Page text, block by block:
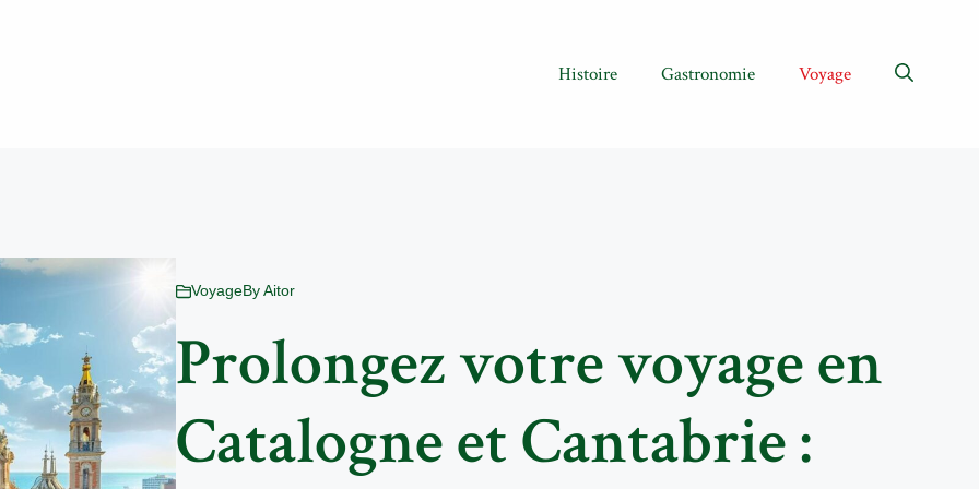
Histoire Gastronomie Voyage
VoyageByAitor
Prolongez votre voyage en
Catalogne et Cantabrie :